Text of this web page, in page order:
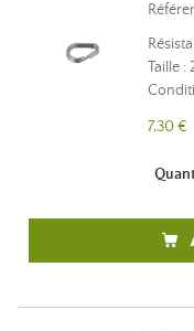
Taille :
7,30 €